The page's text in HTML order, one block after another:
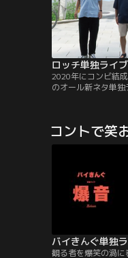
ロッチ単独ライ
2020年にコンビ結
のオール新ネタ単独
録！2020年10月3日
にて収録。
コントで笑
バイきんぐ単独
観る者を爆笑の渦